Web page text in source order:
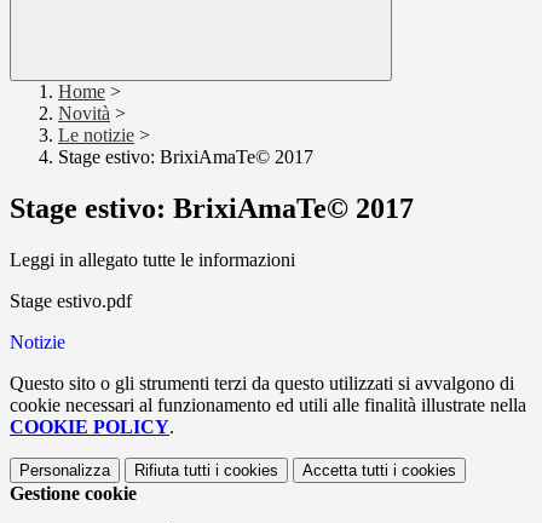
Home >
Novità >
Le notizie >
Stage estivo: BrixiAmaTe© 2017
Stage estivo: BrixiAmaTe© 2017
Leggi in allegato tutte le informazioni
Stage estivo.pdf
Notizie
Questo sito o gli strumenti terzi da questo utilizzati si avvalgono di
cookie necessari al funzionamento ed utili alle finalità illustrate nella
COOKIE POLICY.
Personalizza Rifiuta tutti i cookies Accetta tutti i cookies
Gestione cookie